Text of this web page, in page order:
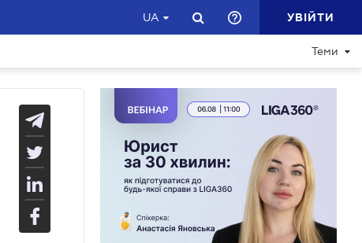
UA УВІЙТИ
Теми